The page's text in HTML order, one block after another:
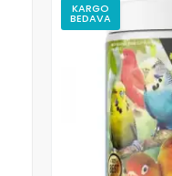
KARGO
BEDAVA